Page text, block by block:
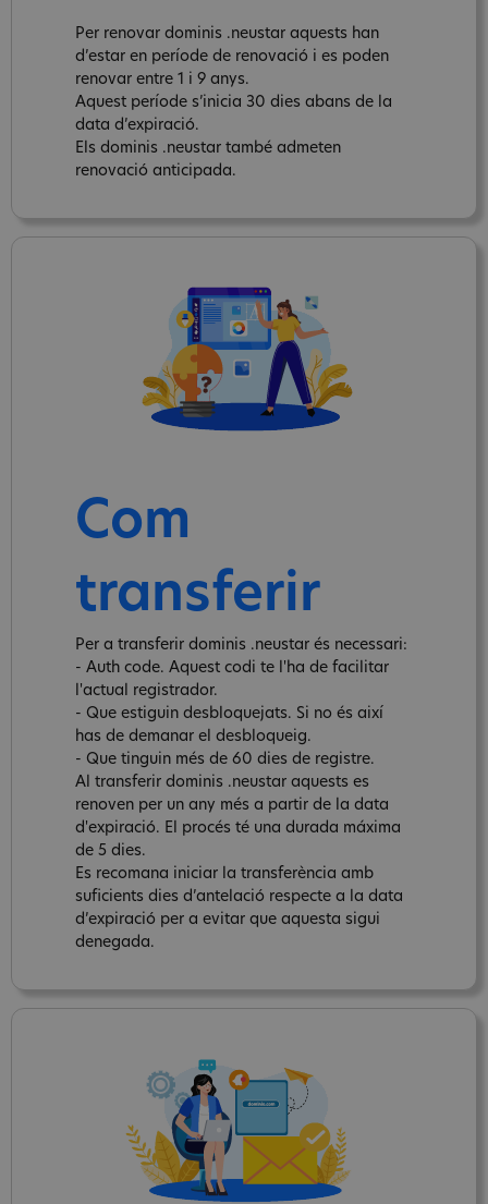
Per renovar dominis .neustar aquests han
d’estar en període de renovació i es poden
renovar entre 1 i 9 anys.
Aquest període s’inicia 30 dies abans de la
data d’expiració.
Els dominis .neustar també admeten
renovació anticipada.
Com
transferir
Per a transferir dominis .neustar és necessari:
- Auth code. Aquest codi te l'ha de facilitar
l'actual registrador.
- Que estiguin desbloquejats. Si no és així
has de demanar el desbloqueig.
- Que tinguin més de 60 dies de registre.
Al transferir dominis .neustar aquests es
renoven per un any més a partir de la data
d'expiració. El procés té una durada máxima
de 5 dies.
Es recomana iniciar la transferència amb
suficients dies d’antelació respecte a la data
d’expiració per a evitar que aquesta sigui
denegada.